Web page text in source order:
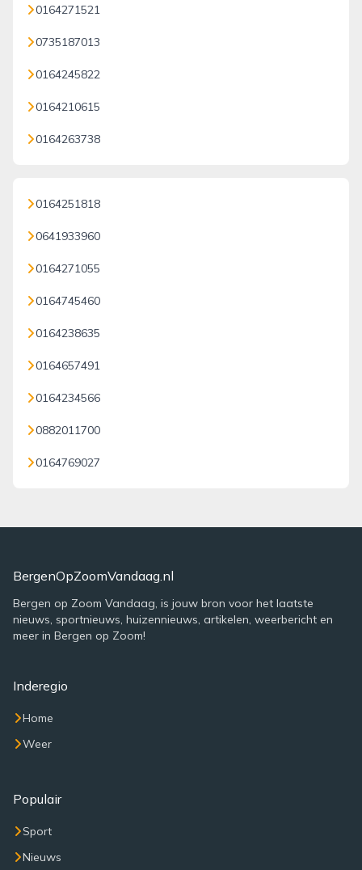
0164271521
0735187013
0164245822
0164210615
0164263738
0164251818
0641933960
0164271055
0164745460
0164238635
0164657491
0164234566
0882011700
0164769027
BergenOpZoomVandaag.nl
Bergen op Zoom Vandaag, is jouw bron voor het laatste
nieuws, sportnieuws, huizennieuws, artikelen, weerbericht en
meer in Bergen op Zoom!
Inderegio
Home
Weer
Populair
Sport
Nieuws